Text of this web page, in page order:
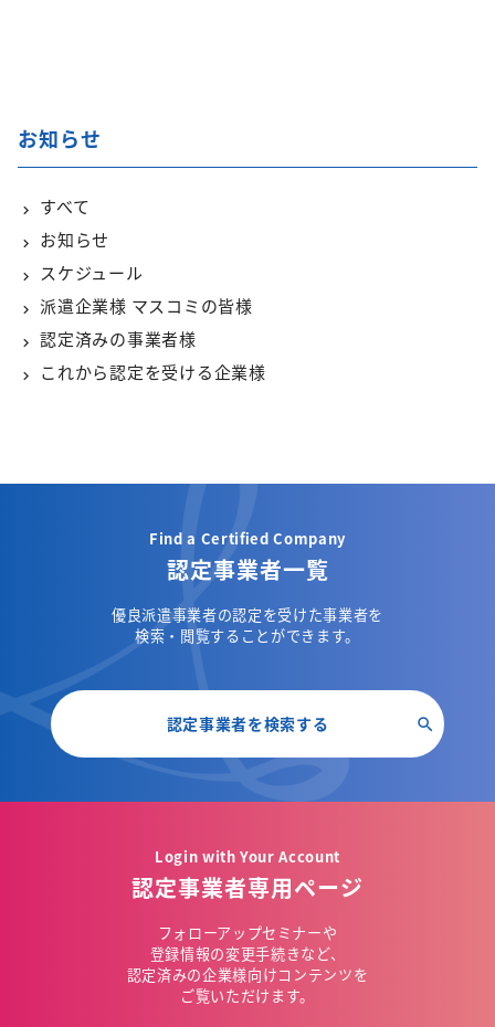
お知らせ
すべて
お知らせ
スケジュール
派遣企業様 マスコミの皆様
認定済みの事業者様
これから認定を受ける企業様
Find a Certified Company
認定事業者一覧
優良派遣事業者の認定を受けた事業者を
検索・閲覧することができます。
認定事業者を検索する
Login with Your Account
認定事業者専用ページ
フォローアップセミナーや
登録情報の変更手続きなど、
認定済みの企業様向けコンテンツを
ご覧いただけます。